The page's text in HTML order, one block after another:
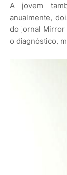
A jovem
anualmente,
do jornal Mirror
o diagnóstico,